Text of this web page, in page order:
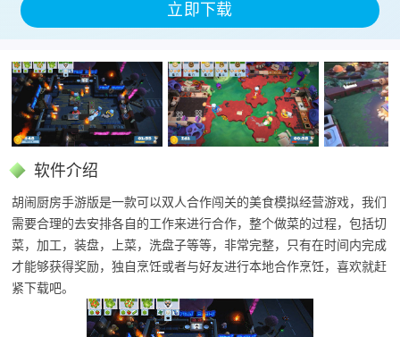
立即下载
软件介绍
胡闹厨房手游版是一款可以双人合作闯关的美食模拟经营游戏，我们
需要合理的去安排各自的工作来进行合作，整个做菜的过程，包括切
菜，加工，装盘，上菜，洗盘子等等，非常完整，只有在时间内完成
才能够获得奖励，独自烹饪或者与好友进行本地合作烹饪，喜欢就赶
紧下载吧。